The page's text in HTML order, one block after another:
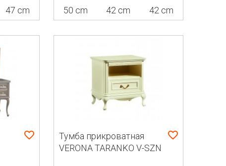
47 cm 50 cm 42 cm 42 cm
Тумба прикроватная
VERONA TARANKO V-SZN